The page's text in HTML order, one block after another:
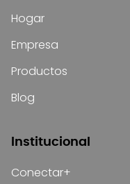
Hogar
Empresa
Productos
Blog
Institucional
Conectar+